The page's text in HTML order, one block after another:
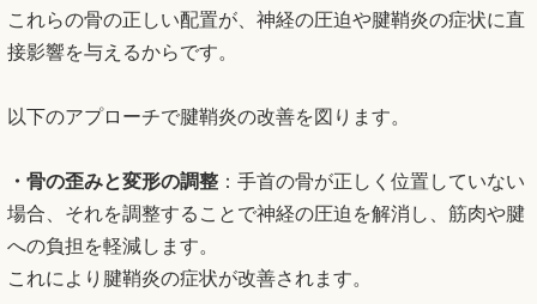
これらの骨の正しい配置が、神経の圧迫や腱鞘炎の症状に直
接影響を与えるからです。
以下のアプローチで腱鞘炎の改善を図ります。
・骨の歪みと変形の調整 ：手首の骨が正しく位置していない
場合、それを調整することで神経の圧迫を解消し、筋肉や腱
への負担を軽減します。
これにより腱鞘炎の症状が改善されます。